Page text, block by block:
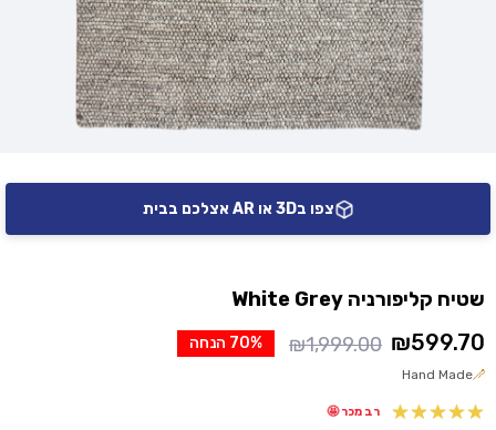
צפו ב3D או AR אצלכם בבית
שטיח קליפורניה White Grey
70% הנחה ₪1,999.00
המחיר
המקורי
₪599.70
המחיר
הנוכחי
Hand Made
רב מכר 🤩